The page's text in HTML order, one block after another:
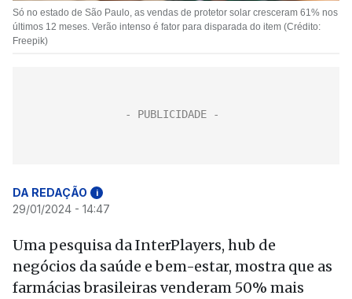
Só no estado de São Paulo, as vendas de protetor solar cresceram 61% nos
últimos 12 meses. Verão intenso é fator para disparada do item (Crédito:
Freepik)
DA REDAÇÃO i
29/01/2024 - 14:47
Uma pesquisa da InterPlayers, hub de
negócios da saúde e bem-estar, mostra que as
farmácias brasileiras venderam 50% mais